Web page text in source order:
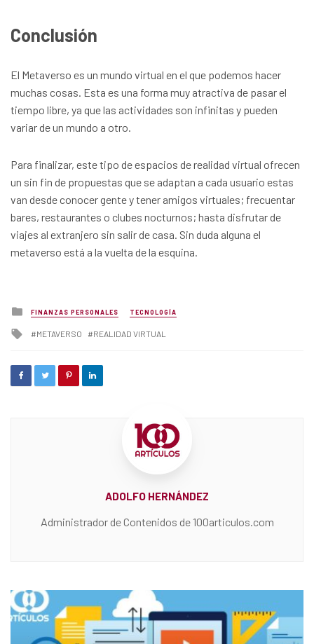
Conclusión
El Metaverso es un mundo virtual en el que podemos hacer
muchas cosas. Esta es una forma muy atractiva de pasar el
tiempo libre, ya que las actividades son infinitas y pueden
variar de un mundo a otro.
Para finalizar, este tipo de espacios de realidad virtual ofrecen
un sin fin de propuestas que se adaptan a cada usuario estas
van desde conocer gente y tener amigos virtuales; frecuentar
bares, restaurantes o clubes nocturnos; hasta disfrutar de
viajes al extranjero sin salir de casa. Sin duda alguna el
metaverso está a la vuelta de la esquina.
Posted
in
FINANZAS PERSONALES TECNOLOGÍA
Tagged
METAVERSO REALIDAD VIRTUAL
ADOLFO HERNÁNDEZ
Administrador de Contenidos de 100articulos.com